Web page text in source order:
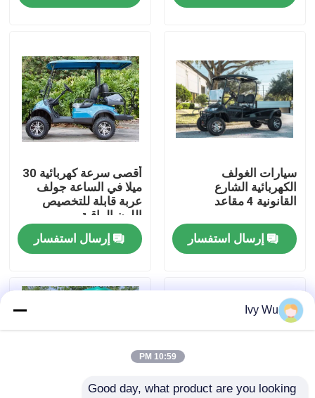
معلومات عنا
جولة في المعمل
مراقبة الجودة
اتصل بنا
أخبار
مرايا جانبية لعربة الجولف
لوحة القيادة عربة الجولف
سيارات الغولف
الكهربائية الشارع
القانونية 4 مقاعد
إرسال استفسار
أقصى سرعة كهربائية 30
ميلا في الساعة جولف
عربة قابلة للتخصيص
اللون الراقية
إرسال استفسار
Ivy Wu
10:59 PM
Good day, what product are you looking